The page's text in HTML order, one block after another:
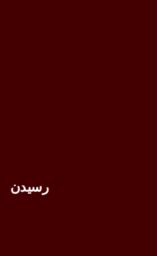
رسیدن